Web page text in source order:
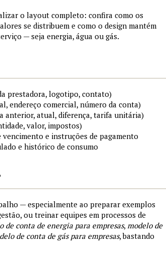
o layout completo: confira como os
se distribuem e como o design mantém
— seja energia, água ou gás.
prestadora, logotipo, contato)
endereço comercial, número da conta)
anterior, atual, diferença, tarifa unitária)
valor, impostos)
vencimento e instruções de pagamento
e histórico de consumo
— especialmente ao preparar exemplos
ou treinar equipes em processos de
de conta de energia para empresas, modelo de
de conta de gás para empresas, bastando